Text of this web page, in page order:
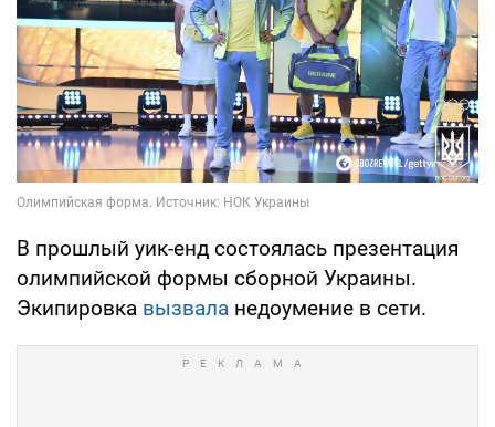
В прошлый уик-енд состоялась презентация
олимпийской формы сборной Украины.
Экипировка вызвала недоумение в сети.